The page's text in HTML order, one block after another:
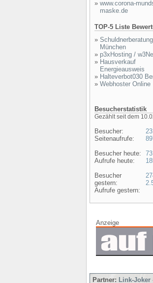
» www.corona-
maske.de
TOP-5 Liste
» Schuldnerberatung
München
» p3xHosting /
» Hausverkauf
Energieausweis
» Halteverbot030
» Webhoster Online
Besucherstatistik
Gezählt seit dem
Besucher:
Seitenaufrufe:
Besucher heute:
Aufrufe heute:
Besucher
gestern:
Aufrufe gestern:
73
Anzeige
Partner: Link-Joker